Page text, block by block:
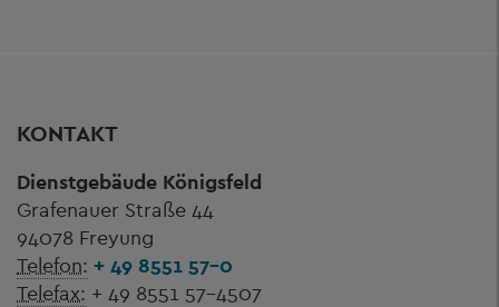
KONTAKT
Dienstgebäude Königsfeld
Grafenauer Straße 44
94078 Freyung
Telefon: + 49 8551 57-0
Telefax: + 49 8551 57-4507